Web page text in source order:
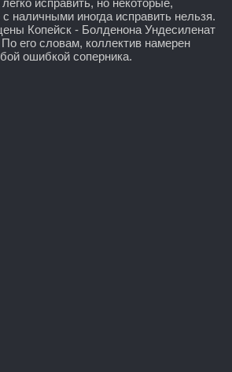
наличными иногда исправить нельзя.
Копейск - Болденона Ундесиленат
его словам, коллектив намерен
ошибкой соперника.